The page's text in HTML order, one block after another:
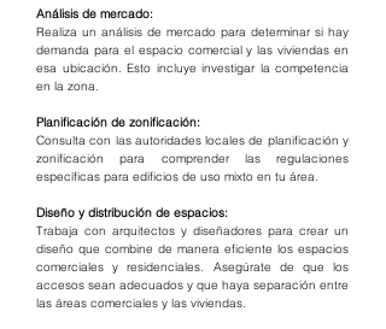
Análisis de mercado:
Realiza un análisis de mercado para determinar si hay
demanda para el espacio comercial y las viviendas en
esa ubicación. Esto incluye investigar la competencia
en la zona.
Planificación de zonificación:
Consulta con las autoridades locales de planificación y
zonificación para comprender las regulaciones
específicas para edificios de uso mixto en tu área.
Diseño y distribución de espacios:
Trabaja con arquitectos y diseñadores para crear un
diseño que combine de manera eficiente los espacios
comerciales y residenciales. Asegúrate de que los
accesos sean adecuados y que haya separación entre
las áreas comerciales y las viviendas.